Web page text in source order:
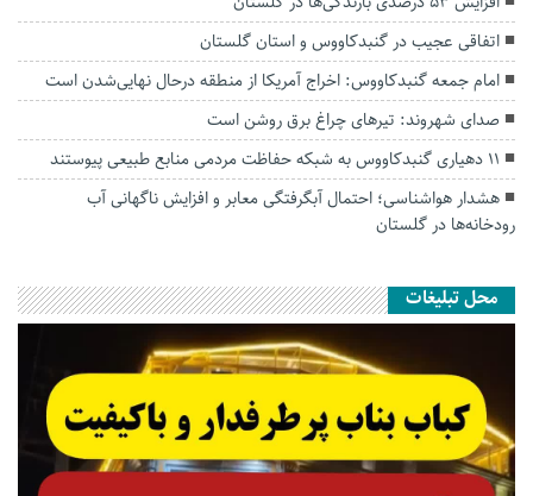
اتفاقی عجیب در‌ گنبدکاووس و استان گلستان
امام جمعه گنبدکاووس: اخراج آمریکا از منطقه درحال نهایی‌شدن است
صدای شهروند: تیرهای چراغ برق روشن است
۱۱ دهیاری گنبدکاووس به شبکه حفاظت مردمی منابع طبیعی پیوستند
هشدار هواشناسی؛ احتمال آبگرفتگی معابر و افزایش ناگهانی آب
رودخانه‌ها در گلستان
محل تبلیغات